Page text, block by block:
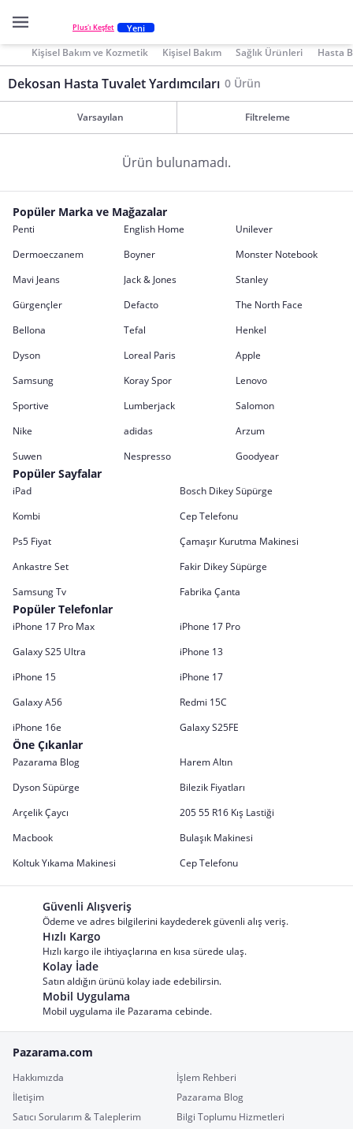
Plus'ı Keşfet Yeni
Kişisel Bakım ve Kozmetik Kişisel Bakım Sağlık Ürünleri Hasta
Dekosan Hasta Tuvalet Yardımcıları 0 Ürün
Varsayılan Filtreleme
Ürün bulunamadı.
Popüler Marka ve Mağazalar
Penti English Home
Unilever
Dermoeczanem
Boyner
Monster Notebook
Mavi Jeans
Jack & Jones
Stanley
Gürgençler
Defacto
The North Face
Bellona
Tefal
Henkel
Dyson
Loreal Paris
Apple
Samsung
Koray Spor
Lenovo
Sportive
Lumberjack
Salomon
Nike
adidas
Arzum
Suwen
Nespresso Goodyear
Popüler Sayfalar
iPad
Bosch Dikey Süpürge
Kombi
Cep Telefonu
Ps5 Fiyat
Çamaşır Kurutma Makinesi
Ankastre Set
Fakir Dikey Süpürge
Samsung Tv
Fabrika Çanta
Popüler Telefonlar
iPhone 17 Pro Max
iPhone 17 Pro
Galaxy S25 Ultra
iPhone 13
iPhone 15
iPhone 17
Galaxy A56
Redmi 15C
iPhone 16e
Galaxy S25FE
Öne Çıkanlar
Pazarama Blog
Harem Altın
Dyson Süpürge
Bilezik Fiyatları
Arçelik Çaycı
205 55 R16 Kış Lastiği
Macbook
Bulaşık Makinesi
Koltuk Yıkama Makinesi
Cep Telefonu
Güvenli Alışveriş
Ödeme ve adres bilgilerini kaydederek güvenli alış veriş.
Hızlı Kargo
Hızlı kargo ile ihtiyaçlarına en kısa sürede ulaş.
Kolay İade
Satın aldığın ürünü kolay iade edebilirsin.
Mobil Uygulama
Mobil uygulama ile Pazarama cebinde.
Pazarama.com
Hakkımızda
İşlem Rehberi
İletişim
Pazarama Blog
Satıcı Sorularım & Taleplerim
Bilgi Toplumu Hizmetleri